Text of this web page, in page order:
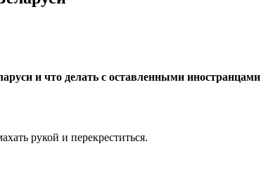
и что делать с оставленными иностранцами
рукой и перекреститься.